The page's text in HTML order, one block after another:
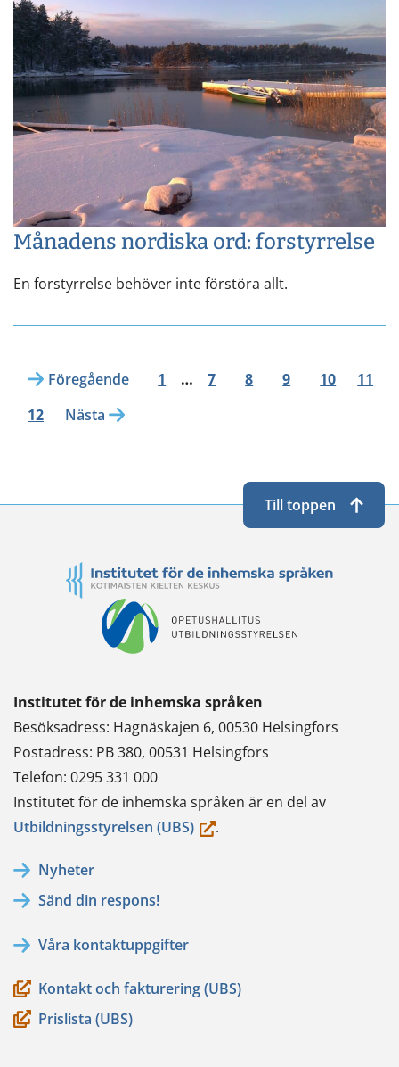
Månadens nordiska ord: forstyrrelse
En forstyrrelse behöver inte förstöra allt.
Föregående 1 … 7 8 9 10
11
12
Nästa
Institutet för de inhemska språken
Besöksadress: Hagnäskajen 6, 00530 Helsingfors
Postadress: PB 380, 00531 Helsingfors
Telefon: 0295 331 000
Institutet för de inhemska språken är en del av
Utbildningsstyrelsen (UBS)(du.
Nyheter
Sänd din respons!
Våra kontaktuppgifter
Kontakt och fakturering (UBS)
Prislista (UBS)
Till toppen